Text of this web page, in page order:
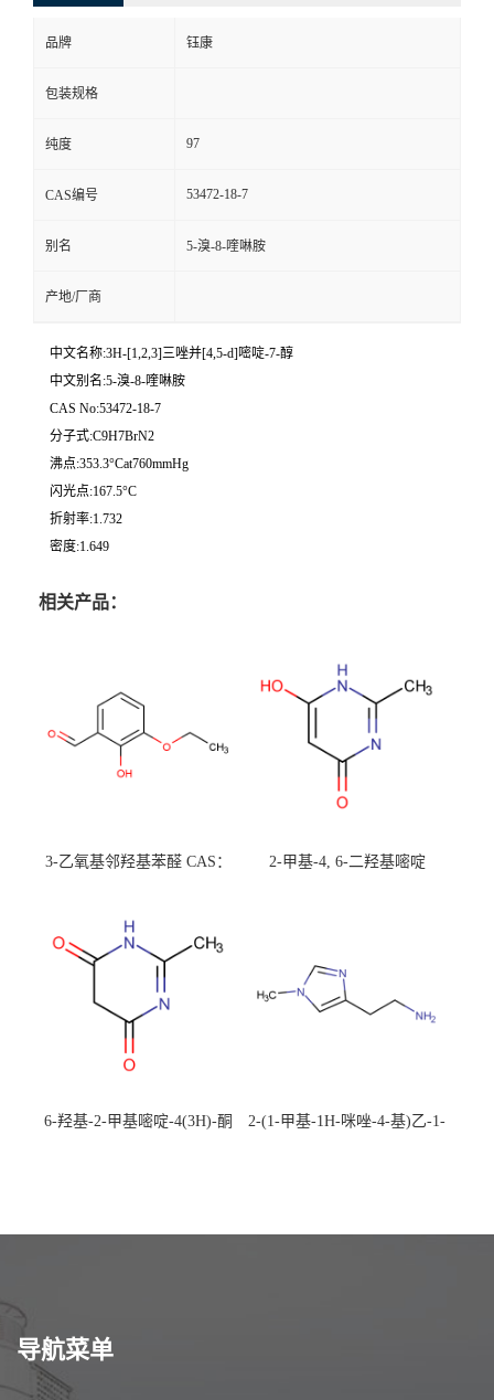
品牌 钰康
包装规格
纯度 97
CAS编号 53472-18-7
别名 5-溴-8-喹啉胺
产地/厂商
中文名称:3H-[1,2,3]三唑并[4,5-d]嘧啶-7-醇
中文别名:5-溴-8-喹啉胺
CAS No:53472-18-7
分子式:C9H7BrN2
沸点:353.3°Cat760mmHg
闪光点:167.5°C
折射率:1.732
密度:1.649
相关产品：
3-乙氧基邻羟基苯醛 CAS：
校可先用后付
2-甲基-4, 6-二羟基嘧啶
6-羟基-2-甲基嘧啶-4(3H)-酮
2-(1-甲基-1H-咪唑-4-基)乙-1-
导航菜单